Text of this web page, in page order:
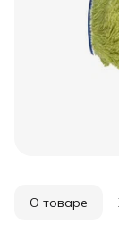
О товаре